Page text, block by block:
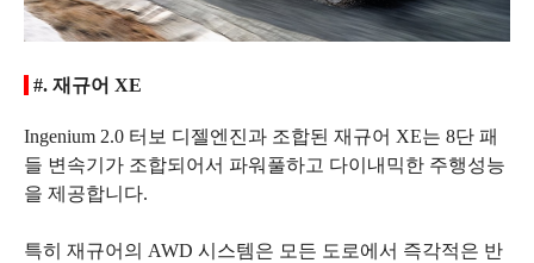
#. 재규어 XE
Ingenium 2.0 터보 디젤엔진과 조합된 재규어 XE는 8단 패
들 변속기가 조합되어서 파워풀하고 다이내믹한 주행성능
을 제공합니다.
특히 재규어의 AWD 시스템은 모든 도로에서 즉각적은 반